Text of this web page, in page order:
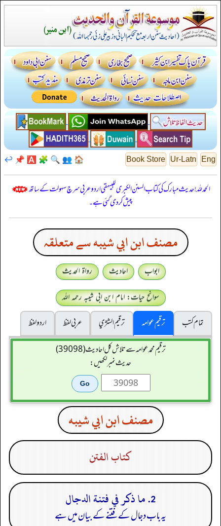
Eng
Ur-Latn
Book Store
🏠
👥
🔍
🧩
🅰️
📌
↩️
الحمدللہ! حدیث مبارک کی کتاب السنن الكبرى للبيهقي اردو عربی سرچ سہولت کے ساتھ
پیش کر دی گئی ہے۔
مصنف ابن ابي شيبه سے متعلقہ
ابواب احادیث
رواۃ الحدیث
سوانح حیات: امام ابن ابی شیبہ رحمہ اللہ
تمام کتب
ترقیم عوامہ ترقيم الشژي عربی لفظ
اردو لفظ
ترقیم محمدعوامہ سے تلاش کل احادیث (39098)
حدیث نمبر لکھیں:
مصنف ابن ابي شيبه
كتاب الفتن
2. ما ذكر في فتنة الدجال
یہ باب دجال کے فتنے کے بیان میں ہے